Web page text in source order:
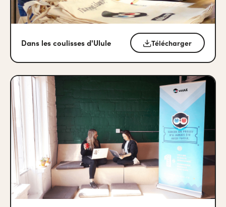
Dans les coulisses d'Ulule Télécharger